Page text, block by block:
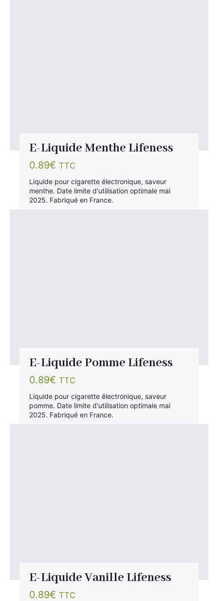
E-Liquide Menthe Lifeness
0.89€ TTC
Liquide pour cigarette électronique, saveur
menthe. Date limite d'utilisation optimale mai
2025. Fabriqué en France.
E-Liquide Pomme Lifeness
0.89€ TTC
Liquide pour cigarette électronique, saveur
pomme. Date limite d'utilisation optimale mai
2025. Fabriqué en France.
E-Liquide Vanille Lifeness
0.89€ TTC